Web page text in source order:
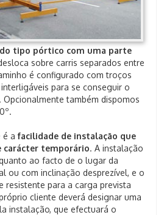
tipo pórtico com uma parte
sobre carris separados entre
é configurado com troços
para se conseguir o
também dispomos
é a facilidade de instalação que
carácter temporário. A instalação
ao facto de o lugar da
ou com inclinação desprezível, e o
resistente para a carga prevista
cliente deverá designar uma
instalação, que efectuará o